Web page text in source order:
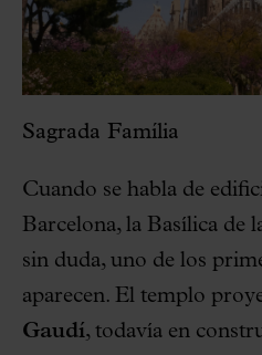
Sagrada Família
Cuando se habla de
Barcelona, la Basílica de
sin duda, uno de los
aparecen. El templo
Gaudí, todavía en